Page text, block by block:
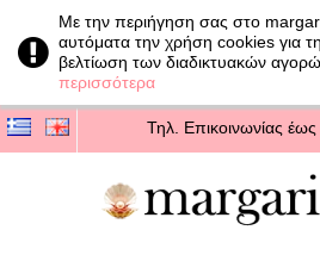
Με την περιήγηση σας στο
αυτόματα την χρήση cookies για
βελτίωση των διαδικτυακών
περισσότερα
Τηλ. Επικοινωνίας έως